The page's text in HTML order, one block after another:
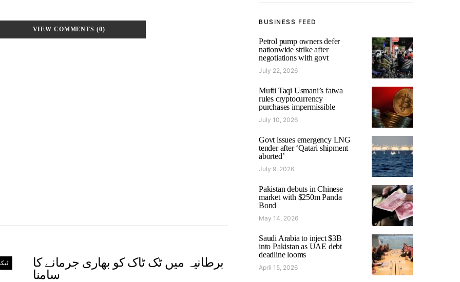
VIEW COMMENTS (0)
برطانیہ میں ٹک ٹاک کو بھاری جرمانے کا
سامنا
BUSINESS FEED
Petrol pump owners defer
nationwide strike after
negotiations with govt
July 22, 2026
Mufti Taqi Usmani’s fatwa
rules cryptocurrency
purchases impermissible
July 10, 2026
Govt issues emergency LNG
tender after ‘Qatari shipment
aborted’
July 9, 2026
Pakistan debuts in Chinese
market with $250m Panda
Bond
May 14, 2026
Saudi Arabia to inject $3B
into Pakistan as UAE debt
deadline looms
April 15, 2026